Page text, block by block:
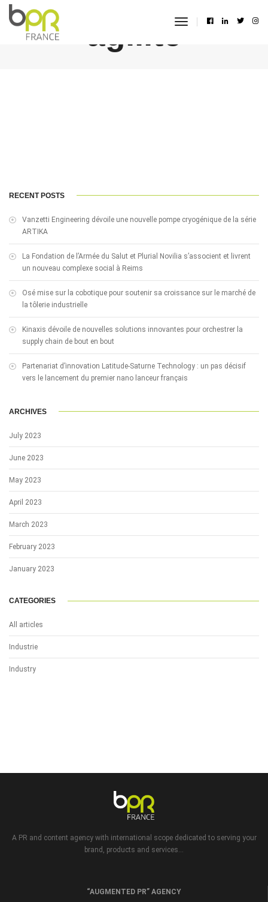
toggle
agilité
RECENT POSTS
Vanzetti Engineering dévoile une nouvelle pompe cryogénique de la série
ARTIKA
La Fondation de l’Armée du Salut et Plurial Novilia s’associent et livrent
un nouveau complexe social à Reims
Osé mise sur la cobotique pour soutenir sa croissance sur le marché de
la tôlerie industrielle
Kinaxis dévoile de nouvelles solutions innovantes pour orchestrer la
supply chain de bout en bout
Partenariat d’innovation Latitude-Saturne Technology : un pas décisif
vers le lancement du premier nano lanceur français
ARCHIVES
July 2023
June 2023
May 2023
April 2023
March 2023
February 2023
January 2023
CATEGORIES
All articles
Industrie
Industry
A PR and content agency with international scope dedicated to serving your
brand, products and services...
“AUGMENTED PR” AGENCY